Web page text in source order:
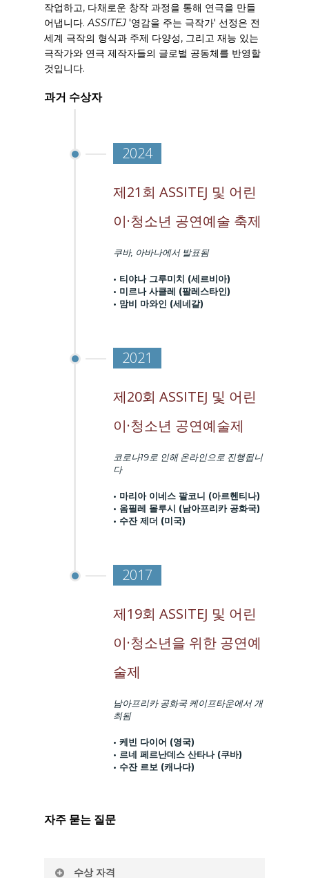
작업하고, 다채로운 창작 과정을 통해 연극을 만들
어냅니다.ASSITEJ'영감을 주는 극작가' 선정은 전
세계 극작의 형식과 주제 다양성, 그리고 재능 있는
극작가와 연극 제작자들의 글로벌 공동체를 반영할
것입니다.
과거 수상자
2024
제21회 ASSITEJ 및 어린
이·청소년 공연예술 축제
쿠바, 아바나에서 발표됨
• 티야나 그루미치 (세르비아)
• 미르나 사클레 (팔레스타인)
• 맘비 마와인 (세네갈)
2021
제20회 ASSITEJ 및 어린
이·청소년 공연예술제
코로나19로 인해 온라인으로 진행됩니
다
• 마리아 이네스 팔코니 (아르헨티나)
• 옴필레 몰루시 (남아프리카 공화국)
• 수잔 제더 (미국)
2017
제19회 ASSITEJ 및 어린
이·청소년을 위한 공연예
술제
남아프리카 공화국 케이프타운에서 개
최됨
• 케빈 다이어 (영국)
• 르네 페르난데스 산타나 (쿠바)
• 수잔 르보 (캐나다)
자주 묻는 질문
수상 자격